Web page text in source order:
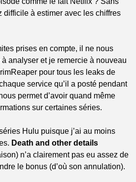
difficile à estimer avec les chiffres
prises en compte, il ne nous
analyser et je remercie à nouveau
pour tous les leaks de
service qu’il a posté pendant
permet d’avoir quand même
sur certaines séries.
Hulu puisque j’ai au moins
Death and other details
n’a clairement pas eu assez de
le bonus (d’où son annulation).